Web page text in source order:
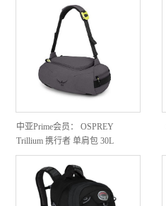
中亚Prime会员： OSPREY
Trillium 携行者 单肩包 30L